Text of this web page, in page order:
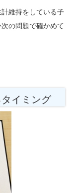
維持をしている子
の問題で確かめて
タイミング